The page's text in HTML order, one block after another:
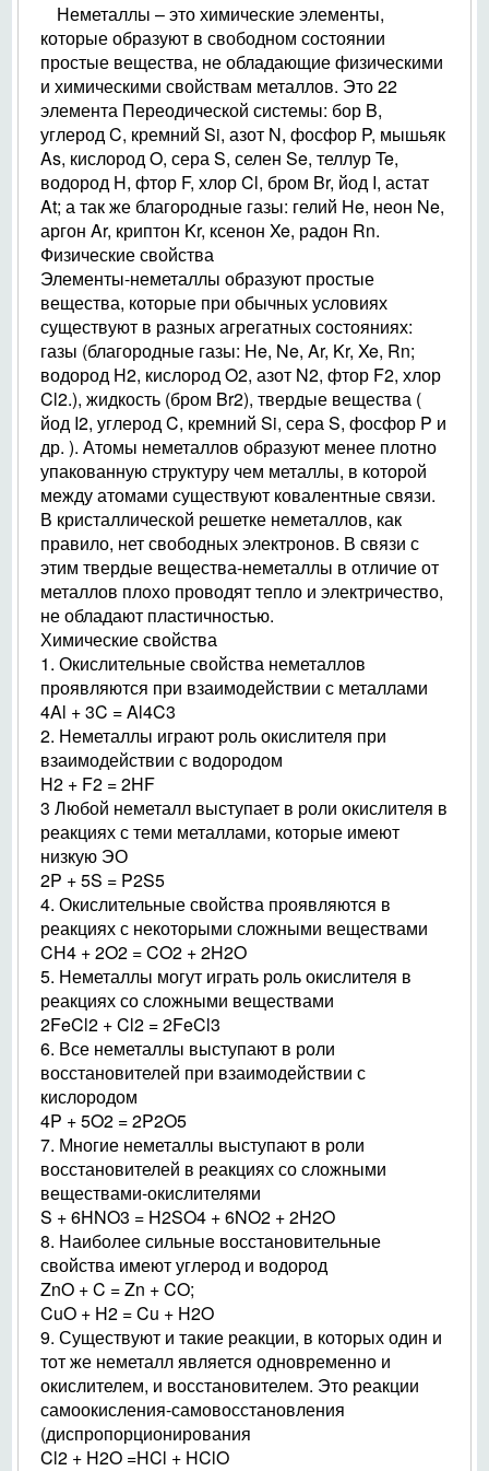
Неметаллы – это химические элементы,
которые образуют в свободном состоянии
простые вещества, не обладающие физическими
и химическими свойствам металлов. Это 22
элемента Переодической системы: бор B,
углерод C, кремний Si, азот N, фосфор P, мышьяк
As, кислород O, сера S, селен Se, теллур Te,
водород H, фтор F, хлор Cl, бром Br, йод I, астат
At; а так же благородные газы: гелий He, неон Ne,
аргон Ar, криптон Kr, ксенон Xe, радон Rn.
Физические свойства
Элементы-неметаллы образуют простые
вещества, которые при обычных условиях
существуют в разных агрегатных состояниях:
газы (благородные газы: He, Ne, Ar, Kr, Xe, Rn;
водород H2, кислород O2, азот N2, фтор F2, хлор
Cl2.), жидкость (бром Br2), твердые вещества (
йод I2, углерод C, кремний Si, сера S, фосфор P и
др. ). Атомы неметаллов образуют менее плотно
упакованную структуру чем металлы, в которой
между атомами существуют ковалентные связи.
В кристаллической решетке неметаллов, как
правило, нет свободных электронов. В связи с
этим твердые вещества-неметаллы в отличие от
металлов плохо проводят тепло и электричество,
не обладают пластичностью.
Химические свойства
1. Окислительные свойства неметаллов
проявляются при взаимодействии с металлами
4Al + 3C = Al4C3
2. Неметаллы играют роль окислителя при
взаимодействии с водородом
H2 + F2 = 2HF
3 Любой неметалл выступает в роли окислителя в
реакциях с теми металлами, которые имеют
низкую ЭО
2P + 5S = P2S5
4. Окислительные свойства проявляются в
реакциях с некоторыми сложными веществами
CH4 + 2O2 = CO2 + 2H2O
5. Неметаллы могут играть роль окислителя в
реакциях со сложными веществами
2FeCl2 + Cl2 = 2FeCl3
6. Все неметаллы выступают в роли
восстановителей при взаимодействии с
кислородом
4P + 5O2 = 2P2O5
7. Многие неметаллы выступают в роли
восстановителей в реакциях со сложными
веществами-окислителями
S + 6HNO3 = H2SO4 + 6NO2 + 2H2O
8. Наиболее сильные восстановительные
свойства имеют углерод и водород
ZnO + C = Zn + CO;
CuO + H2 = Cu + H2O
9. Существуют и такие реакции, в которых один и
тот же неметалл является одновременно и
окислителем, и восстановителем. Это реакции
самоокисления-самовосстановления
(диспропорционирования
Cl2 + H2O =HCl + HClO